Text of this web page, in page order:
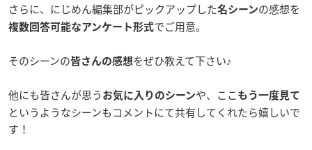
さらに、にじめん編集部がピックアップした名シーンの感想を
複数回答可能なアンケート形式でご用意。
そのシーンの皆さんの感想をぜひ教えて下さい♪
他にも皆さんが思う お気に入りのシーンや、ここ もう一度見て
というようなシーンもコメントにて共有してくれたら嬉しいで
す！